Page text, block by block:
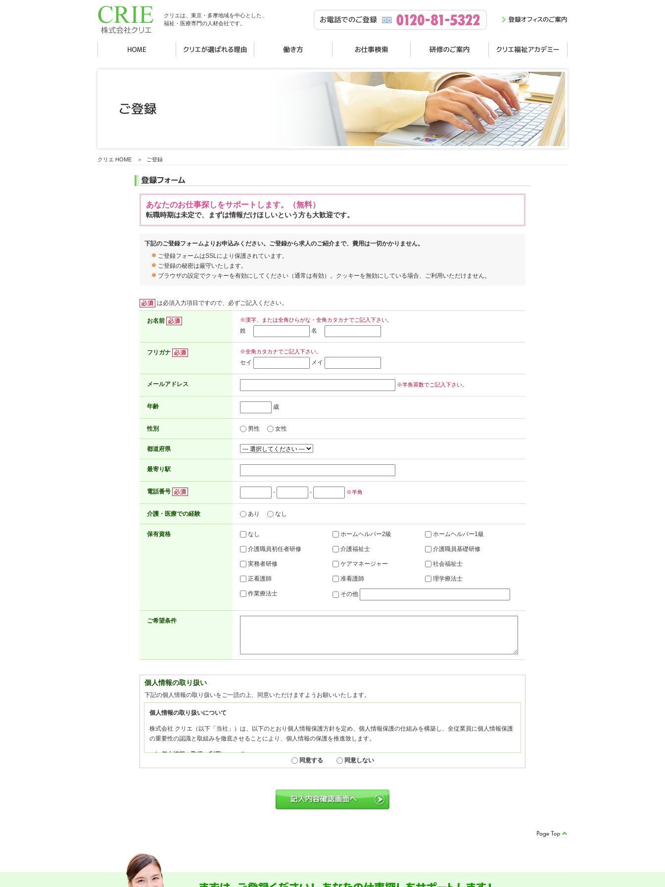
クリエは、東京・多摩地域を中心とした、
福祉・医療専門の人材会社です。
クリエ HOME ＞ ご登録
あなたのお仕事探しをサポートします。（無料）
転職時期は未定で、まずは情報だけほしいという方も大歓迎です。
下記のご登録フォームよりお申込みください。ご登録から求人のご紹介まで、費用は一切かかりません。
ご登録フォームはSSLにより保護されています。
ご登録の秘密は厳守いたします。
ブラウザの設定でクッキーを有効にしてください（通常は有効）。クッキーを無効にしている場合、ご利用いただけません。
は必須入力項目ですので、必ずご記入ください。
お名前 ※漢字、または全角ひらがな・全角カタカナでご記入下さい。
姓 名
フリガナ ※全角カタカナでご記入下さい。
セイ メイ
メールアドレス ※半角英数でご記入下さい。
年齢 歳
性別 男性 女性
都道府県
最寄り駅
電話番号 - - ※半角
介護・医療での経験 あり なし
保有資格 なし ホームヘルパー2級 ホームヘルパー1級
介護職員初任者研修 介護福祉士 介護職員基礎研修
実務者研修 ケアマネージャー 社会福祉士
正看護師 准看護師 理学療法士
作業療法士 その他
ご希望条件
個人情報の取り扱い
下記の個人情報の取り扱いをご一読の上、同意いただけますようお願いいたします。
同意する 同意しない